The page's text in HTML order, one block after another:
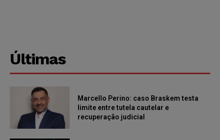
Últimas
Marcello Perino: caso Braskem testa
limite entre tutela cautelar e
recuperação judicial